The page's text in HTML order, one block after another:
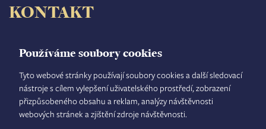
Používáme soubory cookies
Tyto webové stránky používají soubory cookies a další sledovací
nástroje s cílem vylepšení uživatelského prostředí, zobrazení
přizpůsobeného obsahu a reklam, analýzy návštěvnosti
webových stránek a zjištění zdroje návštěvnosti.
KONTAKT
Velké náměstí 35/44
500 03 Hradec Králové
tel.: +420 495 063 611
IČO: 00 44 51 34
DIČ: CZ 00 44 51 34
Číslo účtu: 1006010044/5500